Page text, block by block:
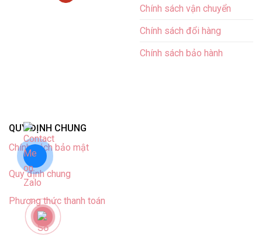
Chính sách vận chuyển
Chính sách đổi hàng
Chính sách bảo hành
QUY ĐỊNH CHUNG
Chính sách bảo mật
Quy định chung
Phương thức thanh toán